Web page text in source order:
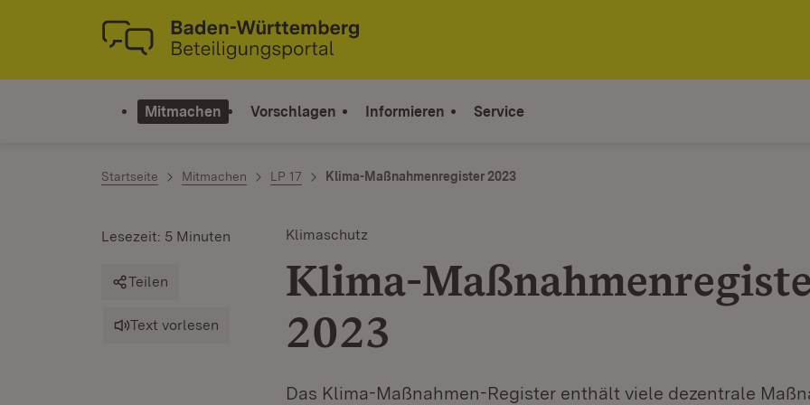
Zum Inhalt springen
Link zur Startseite
Mitmachen Vorschlagen Informieren Service
Startseite Mitmachen LP 17 Klima-Maßnahmenregister 2023
Klimaschutz
Klima-
2023
Das Klima-Maßnahmen-Register enthält viele dezentrale
Lesezeit: 5 Minuten
Teilen
Text vorlesen